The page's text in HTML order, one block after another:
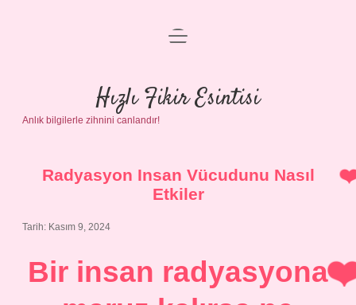
Anasayfa
Gizlilik Politikası
Yasal Uyarı
menüyü
Hızlı Fikir Esintisi
Anlık bilgilerle zihnini canlandır!
Radyasyon Insan Vücudunu Nasıl
Etkiler
Tarih: Kasım 9, 2024
Bir insan radyasyona